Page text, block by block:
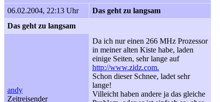
06.02.2004, 22:13 Uhr
Das geht zu langsam
Das geht zu langsam
andy
Zeitreisender
Da ich nur einen 266 MHz Prozessor
in meiner alten Kiste habe, laden
einige Seiten, sehr lange auf
http://www.zidz.com.
Schon dieser Schnee, ladet sehr
lange!
Villeicht haben andere ja das gleiche